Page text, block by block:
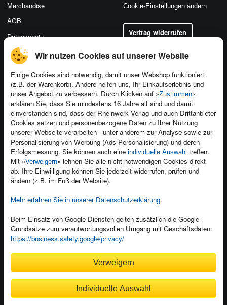
Wir nutzen Cookies auf unserer Website
Einige Cookies sind notwendig, damit unser Webshop funktioniert
(z.B. der Warenkorb). Andere helfen uns, Ihr Einkaufserlebnis und
unser Angebot zu verbessern. Durch Klicken auf »Zustimmen«
erklären Sie, dass Sie mindestens 16 Jahre alt sind und damit
einverstanden sind, dass der Rheinwerk Verlag und auch Drittanbieter
Cookies setzen und personenbezogene Daten zu Ihrer Nutzung
unserer Webseite verarbeiten - unter anderem zur Analyse sowie zur
Personalisierung von Werbung (Ads-Personalisierung) und deren
Erfolgsmessung. Sie können auch eine individuelle Auswahl treffen.
Mit »Verweigern« lehnen Sie alle nicht notwendigen Cookies direkt
ab. Ihre Einwilligung können Sie jederzeit widerrufen, prüfen und
ändern (z.B. im Fuß der Website).
Mehr erfahren Sie in unserer Datenschutzerklärung.
Beim Einsatz von Google-Diensten gelten zusätzlich die Google-
Grundsätze zum verantwortungsvollen Umgang mit Geschäftsdaten:
https://business.safety.google/privacy/
Verweigern
Individuelle Auswahl
Kontakt
Newsletter
Für Unternehmen
Presseservice
Dozentenservice
Produktfeedback
Foreign Rights
Ein Buch schreiben
Merchandise
AGB
Datenschutz
Cookie-Einstellungen ändern
Vertrag widerrufen
Kundenservice
Wir sind gerne für Sie da!
service@rheinwerk-verlag.de